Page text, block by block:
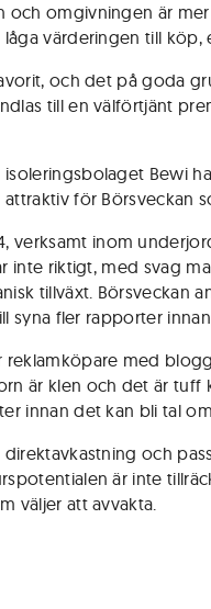
och omgivningen är
värderingen till köp,
och det på goda
till en välförtjänt
Bewi
för Börsveckan
verksamt inom
inte riktigt, med svag
tillväxt. Börsveckan
syna fler rapporter
reklamköpare med
är klen och det är tuff
innan det kan bli tal
och
är inte
väljer att avvakta.